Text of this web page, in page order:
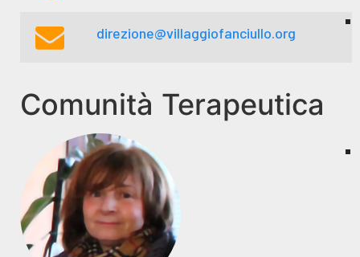
direzione@villaggiofanciullo.org
Comunità Terapeutica